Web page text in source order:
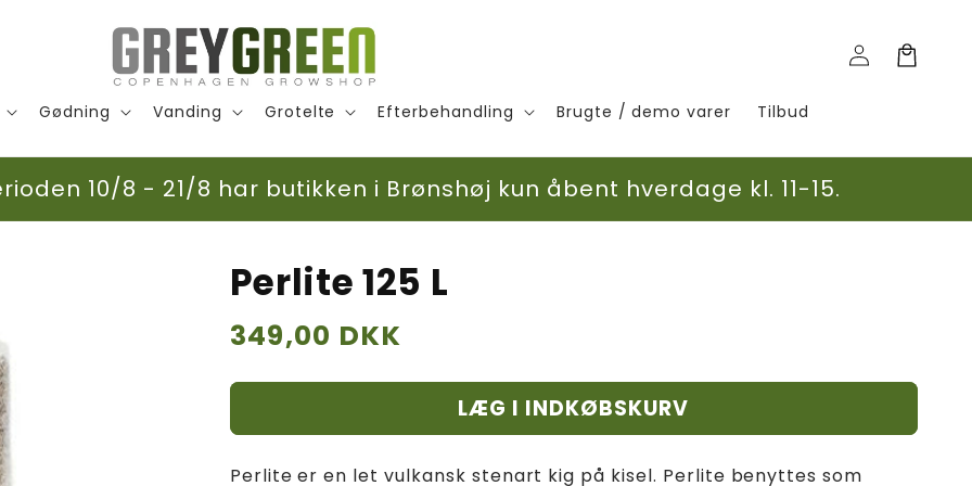
Gødning Vanding Grotelte Efterbehandling Brugte / demo varer Tilbud
Log
ind
Indkøbskurv
10/8 - 21/8 har butikken i Brønshøj kun åbent hverdage kl. 11-15.
Perlite 125 L
Normalpris
349,00 DKK
LÆG I INDKØBSKURV
Perlite er en let vulkansk stenart kig på kisel. Perlite benyttes som